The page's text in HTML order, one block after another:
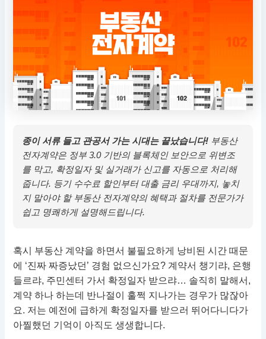
종이 서류 들고 관공서 가는 시대는 끝났습니다! 부동산
전자계약은 정부 3.0 기반의 블록체인 보안으로 위변조
를 막고, 확정일자 및 실거래가 신고를 자동으로 처리해
줍니다. 등기 수수료 할인부터 대출 금리 우대까지, 놓치
지 말아야 할 부동산 전자계약의 혜택과 절차를 전문가가
쉽고 명쾌하게 설명해드립니다.
혹시 부동산 계약을 하면서 불필요하게 낭비된 시간 때문
에 ‘진짜 짜증났던’ 경험 없으신가요? 계약서 챙기랴, 은행
들르랴, 주민센터 가서 확정일자 받으랴… 솔직히 말해서,
계약 하나 하는데 반나절이 훌쩍 지나가는 경우가 많잖아
요. 저는 예전에 급하게 확정일자를 받으러 뛰어다니다가
아찔했던 기억이 아직도 생생합니다.